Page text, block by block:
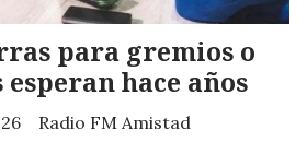
para gremios o
hace años
Radio FM Amistad